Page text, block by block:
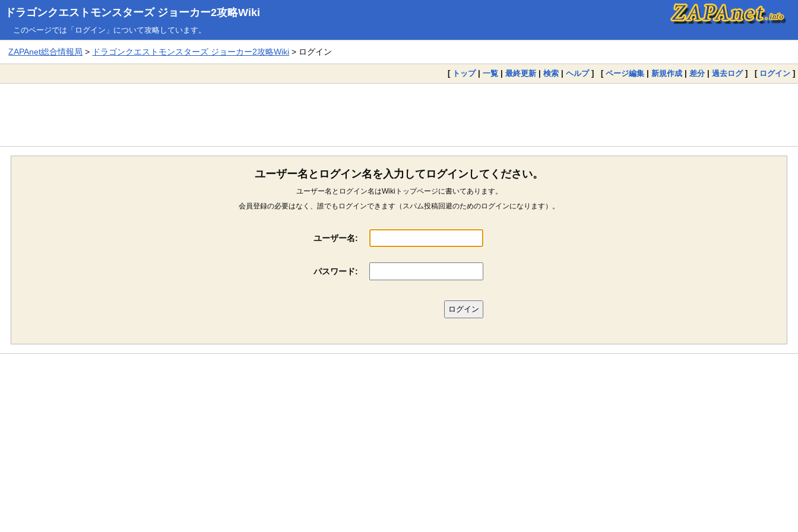
ドラゴンクエストモンスターズ ジョーカー2攻略Wiki
このページでは「ログイン」について攻略しています。
ZAPAnet総合情報局 > ドラゴンクエストモンスターズ ジョーカー2攻略Wiki > ログイン
[ トップ| 一覧 | 最終更新 | 検索 | ヘルプ] [ ページ編集 | 新規作成 | 差分 | 過去ログ] [ ログイン ]
ユーザー名とログイン名を入力してログインしてください。
ユーザー名とログイン名はWikiトップページに書いてあります。
会員登録の必要はなく、誰でもログインできます（スパム投稿回避のためのログインになります）。
ユーザー名:
パスワード: